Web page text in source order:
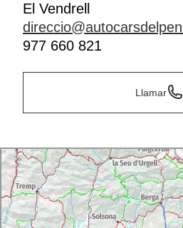
El Vendrell
977 660 821
Llamar